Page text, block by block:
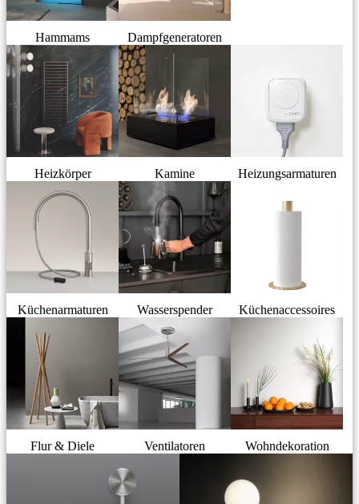
Hammams Dampfgeneratoren
Heizkörper Kamine Heizungsarmaturen
Küchenarmaturen Wasserspender Küchenaccessoires
Flur & Diele Ventilatoren Wohndekoration